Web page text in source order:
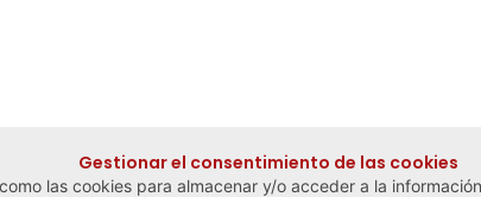
Gestionar el consentimiento de las cookies
las cookies para almacenar y/o acceder a la